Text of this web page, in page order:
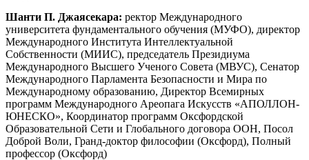
Шанти П. Джаясекара: ректор Международного
университета фундаментального обучения (МУФО), директор
Международного Института Интеллектуальной
Собственности (МИИС), председатель Президиума
Международного Высшего Ученого Совета (МВУС), Сенатор
Международного Парламента Безопасности и Мира по
Международному образованию, Директор Всемирных
программ Международного Ареопага Искусств «АПОЛЛОН-
ЮНЕСКО», Координатор программ Оксфордской
Образовательной Сети и Глобального договора ООН, Посол
Доброй Воли, Гранд-доктор философии (Оксфорд), Полный
профессор (Оксфорд)